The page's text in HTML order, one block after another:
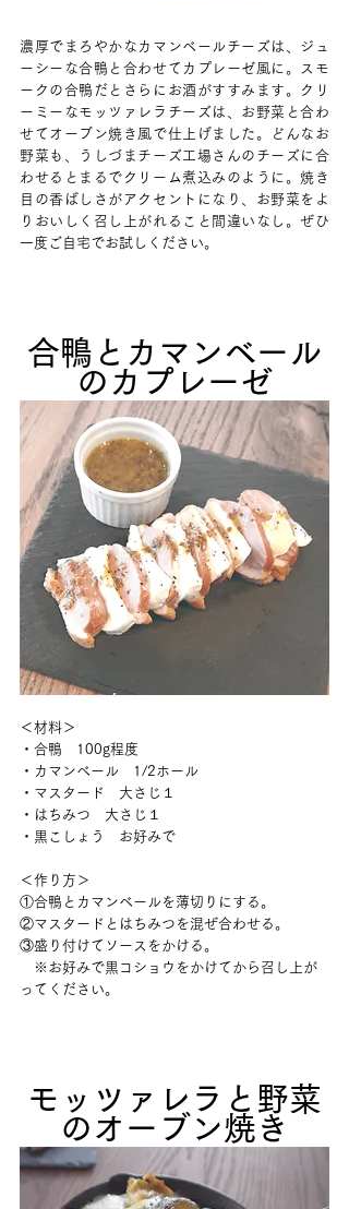
濃厚でまろやかなカマンベールチーズは、ジュ
ーシーな合鴨と合わせてカプレーゼ風に。スモ
ークの合鴨だとさらにお酒がすすみます。クリ
ーミーなモッツァレラチーズは、お野菜と合わ
せてオーブン焼き風で仕上げました。どんなお
野菜も、うしづまチーズ工場さんのチーズに合
わせるとまるでクリーム煮込みのように。焼き
目の香ばしさがアクセントになり、お野菜をよ
りおいしく召し上がれること間違いなし。ぜひ
一度ご自宅でお試しください。
合鴨とカマンベール
のカプレーゼ
＜材料＞
・合鴨　100g程度
・カマンベール　1/2ホール
・マスタード　大さじ１
・はちみつ　大さじ１
・黒こしょう　お好みで
＜作り方＞
①合鴨とカマンベールを薄切りにする。
②マスタードとはちみつを混ぜ合わせる。
③盛り付けてソースをかける。
※お好みで黒コショウをかけてから召し上が
ってください。
モッツァレラと野菜
のオーブン焼き